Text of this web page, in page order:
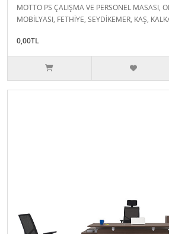
MOTTO PS ÇALIŞMA VE PERSONEL MASASI,
MOBİLYASI, FETHİYE, SEYDİKEMER, KAŞ,
0,00TL